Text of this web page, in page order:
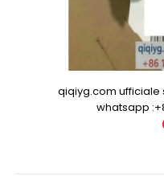
qiqiyg.com
whatsapp